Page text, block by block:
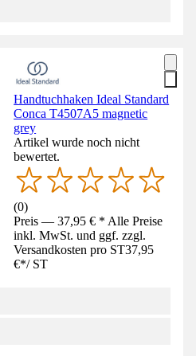
Handtuchhaken Ideal Standard
Conca T4507A5 magnetic
grey
Artikel wurde noch nicht
bewertet.
(0)
Preis — 37,95 € * Alle Preise
inkl. MwSt. und ggf. zzgl.
Versandkosten pro ST37,95
€*/ ST